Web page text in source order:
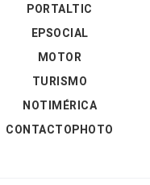
PORTALTIC
EPSOCIAL
MOTOR
TURISMO
NOTIMÉRICA
CONTACTOPHOTO